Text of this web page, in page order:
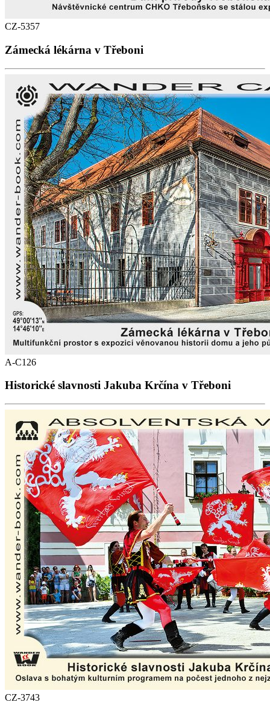
CZ-5357
Zámecká lékárna v Třeboni
A-C126
Historické slavnosti Jakuba Krčína v Třeboni
CZ-3743